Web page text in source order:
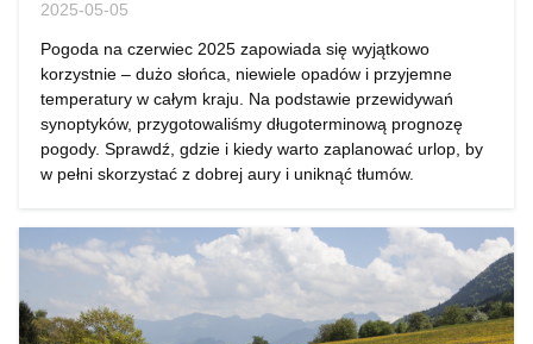
2025-05-05
Pogoda na czerwiec 2025 zapowiada się wyjątkowo
korzystnie – dużo słońca, niewiele opadów i przyjemne
temperatury w całym kraju. Na podstawie przewidywań
synoptyków, przygotowaliśmy długoterminową prognozę
pogody. Sprawdź, gdzie i kiedy warto zaplanować urlop, by
w pełni skorzystać z dobrej aury i uniknąć tłumów.